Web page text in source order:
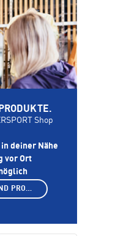
Shop
deiner Nähe
vor Ort
SHOP AUSWÄHLEN UND PRODUKTE ANZEIGEN